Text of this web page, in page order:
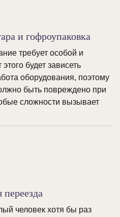
и гофроупаковка
требует особой и
будет зависеть
оборудования, поэтому
быть повреждено при
сложности вызывает
человек хотя бы раз